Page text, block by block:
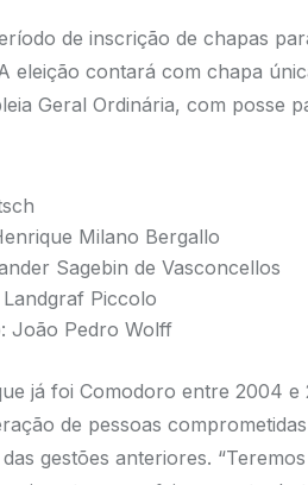
de inscrição de chapas
eleição contará com chapa
Geral Ordinária, com posse
Milano Bergallo
Sagebin de Vasconcellos
Piccolo
João Pedro Wolff
já foi Comodoro entre 2004
de pessoas
gestões anteriores.